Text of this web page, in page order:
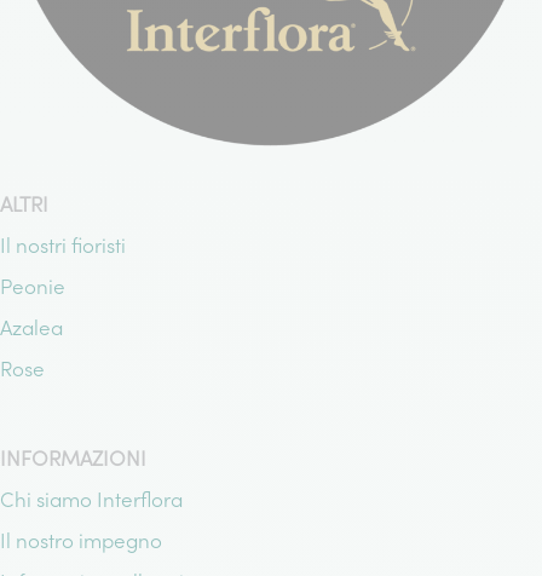
ALTRI
Il nostri fioristi
Peonie
Azalea
Rose
INFORMAZIONI
Chi siamo Interflora
Il nostro impegno